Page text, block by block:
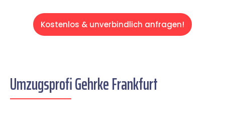
Kostenlos & unverbindlich anfragen!
Umzugsprofi Gehrke Frankfurt